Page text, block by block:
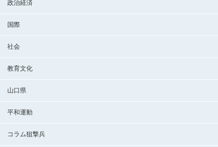
政治経済
国際
社会
教育文化
山口県
平和運動
コラム狙撃兵